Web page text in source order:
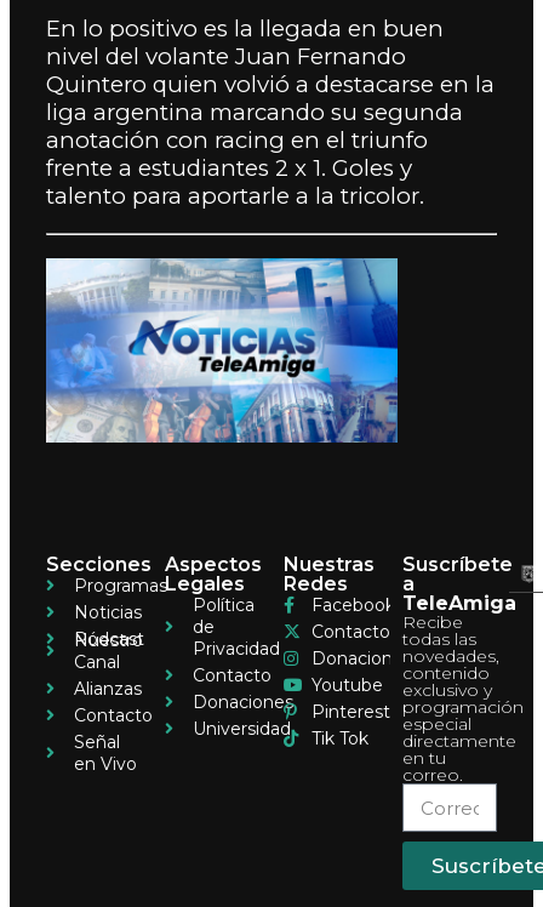
En lo positivo es la llegada en buen
nivel del volante Juan Fernando
Quintero quien volvió a destacarse en la
liga argentina marcando su segunda
anotación con racing en el triunfo
frente a estudiantes 2 x 1. Goles y
talento para aportarle a la tricolor.
Secciones
Programas
Noticias
Pódcast
Nuestro
Canal
Alianzas
Contacto
Señal
en Vivo
Aspectos
Legales
Política
de
Privacidad
Contacto
Donaciones
Universidad
Nuestras
Redes
Facebook
Contacto
Donaciones
Youtube
Pinterest
Tik Tok
Suscríbete
a
TeleAmiga
Recibe
todas las
novedades,
contenido
exclusivo y
programación
especial
directamente
en tu
correo.